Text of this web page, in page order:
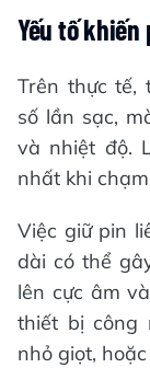
Yếu tố
Trên thực tế,
số lần sạc,
và nhiệt độ.
nhất khi
Việc giữ pin
dài có thể
lên cực âm
thiết bị công
nhỏ giọt,